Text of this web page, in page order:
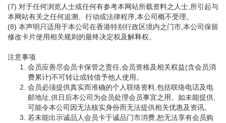
(7) 对于任何浏览人士或任何有参考本网站所载资料之人士,所引起与
本网站有关之任何追溯、行动或法律程序,本公司概不受理。
(8) 本声明只适用于本公司在香港特别行政区境内之门市,本公司保留
修改卡片使用相关规则的最终决定权及解释权。
注意事项
会员应善尽会员卡保管之责任,会员资格及相关权益(含会员消
费累计)不可转让或转借予他人使用。
会员必须提供真实而准确的个人联络资料,包括联络电话及电
邮地址,供日后本公司为会员处理会员事宜之用。如未能提供,
可能令本公司因无法核实身份而无法提供相关优惠及资讯。
若未能出示诚品人会员卡于诚品门市消费,恕无法享有会员购